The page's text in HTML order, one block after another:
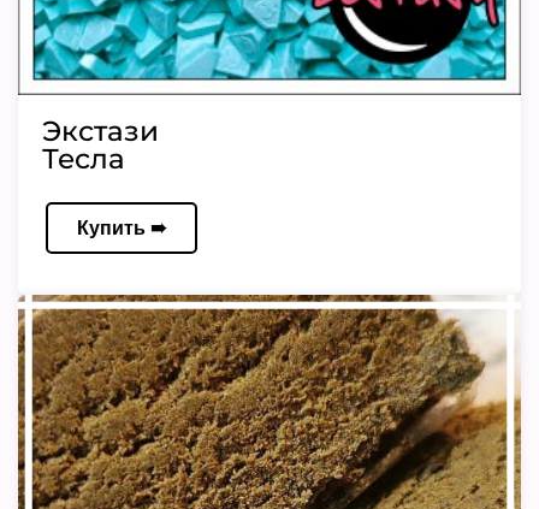
Экстази
Тесла
Купить ➠